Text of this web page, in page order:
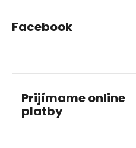
Facebook
Prijímame online
platby